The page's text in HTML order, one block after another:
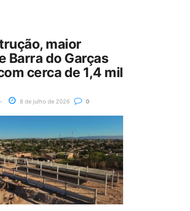
maior
Barra do Garças
cerca de 1,4 mil
8 de julho de 2026 0